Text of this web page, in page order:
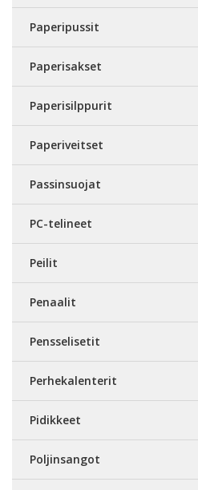
Paperipussit
Paperisakset
Paperisilppurit
Paperiveitset
Passinsuojat
PC-telineet
Peilit
Penaalit
Pensselisetit
Perhekalenterit
Pidikkeet
Poljinsangot